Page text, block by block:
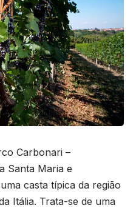
Carbonari –
Santa Maria e
casta típica da região
Itália. Trata-se de uma